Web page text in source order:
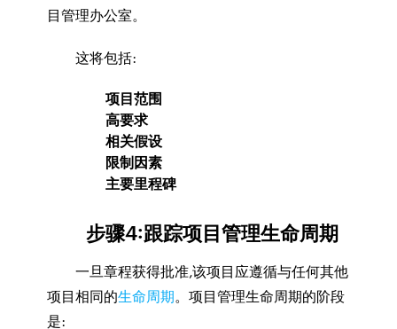
目管理办公室。
这将包括:
项目范围
高要求
相关假设
限制因素
主要里程碑
步骤4:跟踪项目管理生命周期
一旦章程获得批准,该项目应遵循与任何其他
项目相同的生命周期。项目管理生命周期的阶段
是: